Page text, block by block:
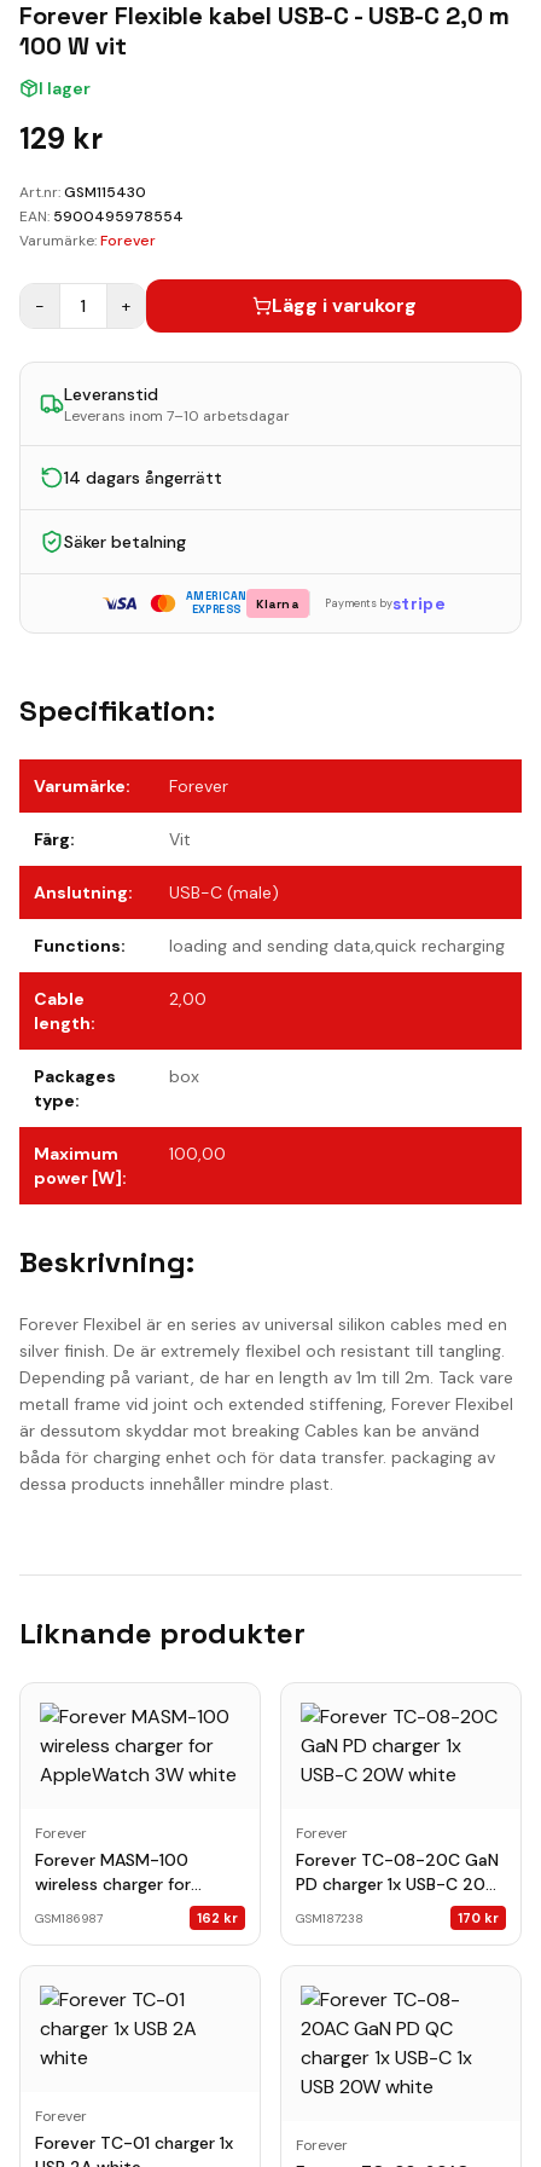
Kundvagn
Forever Flexible kabel USB-C - USB-C 2,0 m
100 W vit
I lager
129 kr
Art.nr:GSM115430
EAN: 5900495978554
Varumärke:Forever
− 1 + Lägg i varukorg
Leveranstid
Leverans inom 7–10 arbetsdagar
14 dagars ångerrätt
Säker betalning
AMERICAN
EXPRESS
Klarna Payments bystripe
Specifikation:
Varumärke: Forever
Färg: Vit
Anslutning: USB-C (male)
Functions: loading and sending data,quick recharging
Cable
length:
2,00
Packages
type:
box
Maximum
power [W]:
100,00
Beskrivning:
Forever Flexibel är en series av universal silikon cables med en
silver finish. De är extremely flexibel och resistant till tangling.
Depending på variant, de har en length av 1m till 2m. Tack vare
metall frame vid joint och extended stiffening, Forever Flexibel
är dessutom skyddar mot breaking Cables kan be använd
båda för charging enhet och för data transfer. packaging av
dessa products innehåller mindre plast.
Liknande produkter
Forever
Forever MASM-100
wireless charger for
AppleWatch 3W white
GSM186987 162 kr
Forever
Forever TC-08-20C GaN
PD charger 1x USB-C 20W
GSM187238 170 kr
Forever
Forever TC-01 charger 1x
Forever